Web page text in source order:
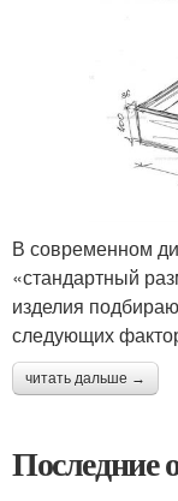
В современном
«стандартный
изделия
следующих
читать дальше →
Последние